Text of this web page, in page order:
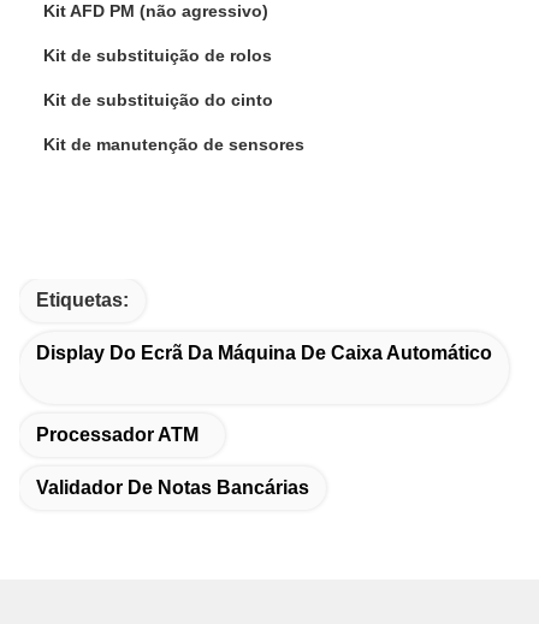
Kit AFD PM (não agressivo)
Kit de substituição de rolos
Kit de substituição do cinto
Kit de manutenção de sensores
Etiquetas:
Display Do Ecrã Da Máquina De Caixa Automático
Processador ATM
Validador De Notas Bancárias